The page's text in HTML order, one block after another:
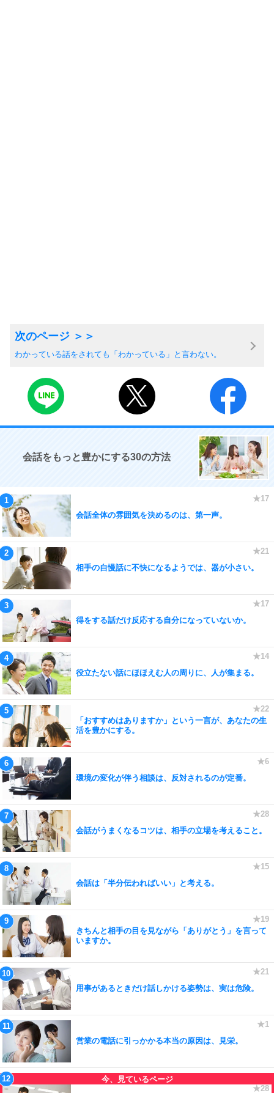
わかっている話をされても「わかっている」と言わない。
会話をもっと豊かにする30の方法
会話全体の雰囲気を決めるのは、第一声。
相手の自慢話に不快になるようでは、器が小さい。
得をする話だけ反応する自分になっていないか。
役立たない話にほほえむ人の周りに、人が集まる。
「おすすめはありますか」という一言が、あなたの生
活を豊かにする。
環境の変化が伴う相談は、反対されるのが定番。
会話がうまくなるコツは、相手の立場を考えること。
会話は「半分伝わればいい」と考える。
きちんと相手の目を見ながら「ありがとう」を言って
いますか。
用事があるときだけ話しかける姿勢は、実は危険。
営業の電話に引っかかる本当の原因は、見栄。